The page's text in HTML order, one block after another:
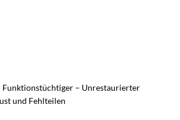
Funktionstüchtiger – Unrestaurierter
und Fehlteilen